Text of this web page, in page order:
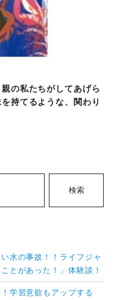
の私たちがしてあげら
持てるような、関わり
検索
水の事故！！ライフジャ
とがあった！」体験談！
学習意欲もアップする